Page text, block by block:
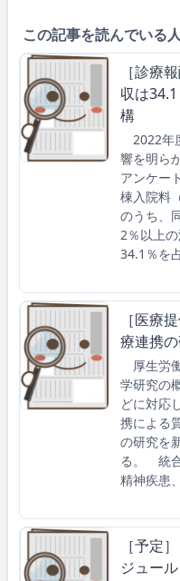
この記事を読んでいる
［診療
収は
構
2022年
響を明ら
アンケー
棟入院料
のうち、
2％以上
34.1％を
［医療
療連携
厚生労
学研究の
どに対応
携による
の研究を
る。 統
精神疾患
［予定
ジュー